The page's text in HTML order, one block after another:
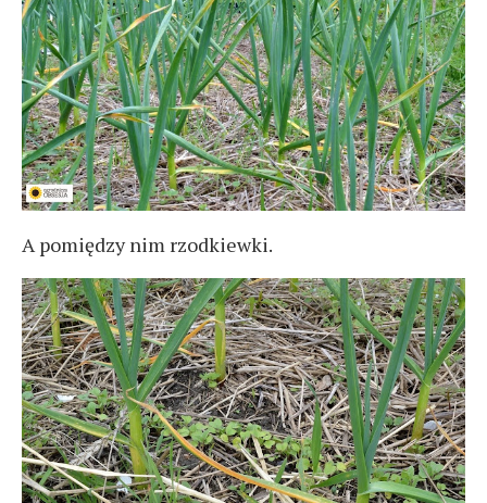
A pomiędzy nim rzodkiewki.